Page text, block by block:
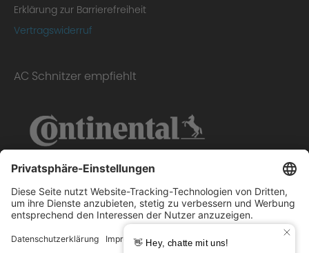
Erklärung zur Barrierefreiheit
Vertragswiderruf
AC Schnitzer empfiehlt